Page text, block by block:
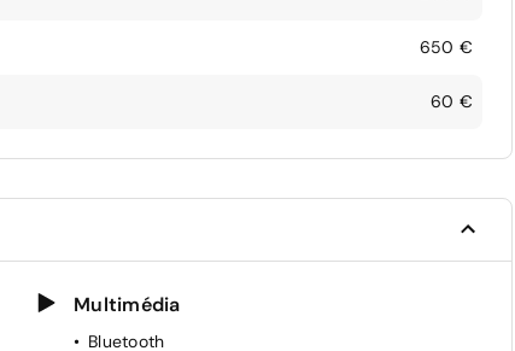
650 €
60 €
Multimédia
Bluetooth